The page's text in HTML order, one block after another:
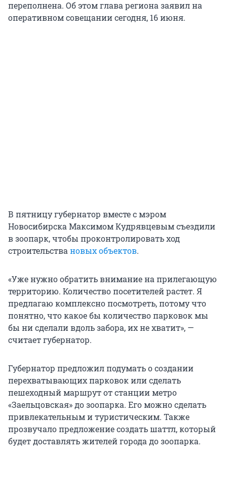
переполнена. Об этом глава региона заявил на
оперативном совещании сегодня, 16 июня.
В пятницу губернатор вместе с мэром
Новосибирска Максимом Кудрявцевым съездили
в зоопарк, чтобы проконтролировать ход
строительствановых объектов.
«Уже нужно обратить внимание на прилегающую
территорию. Количество посетителей растет. Я
предлагаю комплексно посмотреть, потому что
понятно, что какое бы количество парковок мы
бы ни сделали вдоль забора, их не хватит», —
считает губернатор.
Губернатор предложил подумать о создании
перехватывающих парковок или сделать
пешеходный маршрут от станции метро
«Заельцовская» до зоопарка. Его можно сделать
привлекательным и туристическим. Также
прозвучало предложение создать шаттл, который
будет доставлять жителей города до зоопарка.